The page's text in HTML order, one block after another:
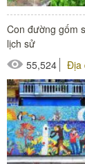
Con đường gốm
lịch sử
55,524
Địa